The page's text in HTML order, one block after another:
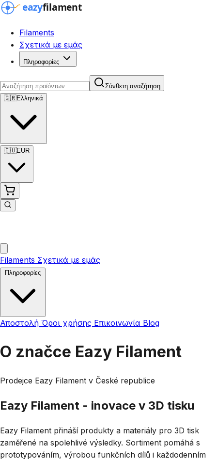
Filaments
Σχετικά με εμάς
Πληροφορίες
Σύνθετη αναζήτηση
🇬🇷Ελληνικά
🇪🇺EUR
Filaments Σχετικά με εμάς
Αποστολή Όροι χρήσης Επικοινωνία Blog
O značce Eazy Filament
Prodejce Eazy Filament v České republice
Eazy Filament - inovace v 3D tisku
Eazy Filament přináší produkty a materiály pro 3D tisk
zaměřené na spolehlivé výsledky. Sortiment pomáhá s
prototypováním, výrobou funkčních dílů i každodenním